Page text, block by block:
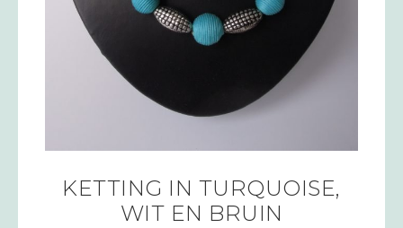
KETTING IN TURQUOISE,
WIT EN BRUIN